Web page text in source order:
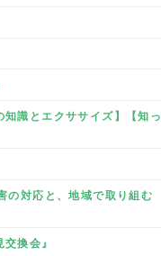
識とエクササイズ】【知っ
対応と、地域で取り組む
換会』